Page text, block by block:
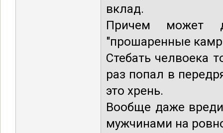
вклад.
Причем может
"прошаренные
Стебать челвоека
раз попал в
это хрень.
Вообще даже
мужчинами на